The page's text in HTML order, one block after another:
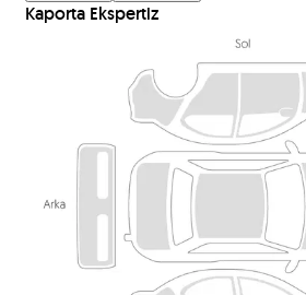
Kaporta Ekspertiz